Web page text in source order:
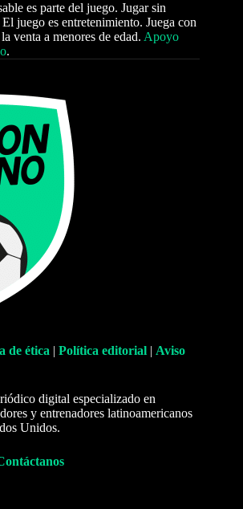
es parte del juego. Jugar sin
juego es entretenimiento. Juega con
venta a menores de edad. Apoyo
.
de ética | Política editorial | Aviso
digital especializado en
y entrenadores latinoamericanos
Unidos.